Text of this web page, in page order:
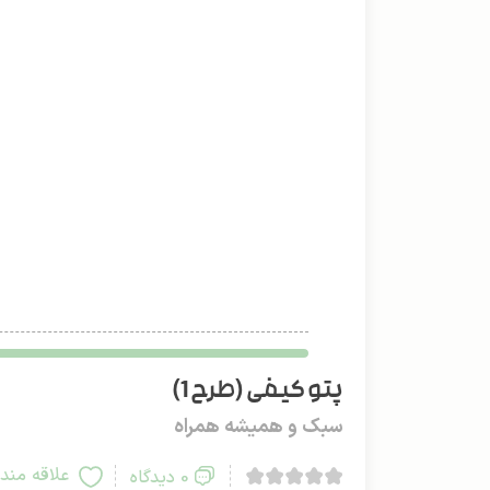
پتو کیفی (طرح 1)
سبک و همیشه همراه
0 دیدگاه علاقه